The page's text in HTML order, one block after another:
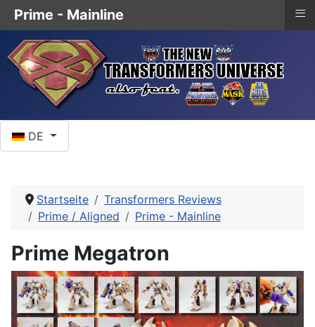
DE
Startseite
Transformers Reviews
Prime / Aligned
Prime - Mainline
Prime Megatron
Prime - Mainline ≡